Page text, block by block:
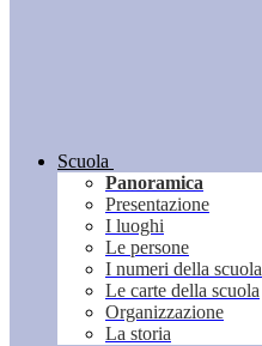
Scuola
Panoramica
Presentazione
I luoghi
Le persone
I numeri della scuola
Le carte della scuola
Organizzazione
La storia